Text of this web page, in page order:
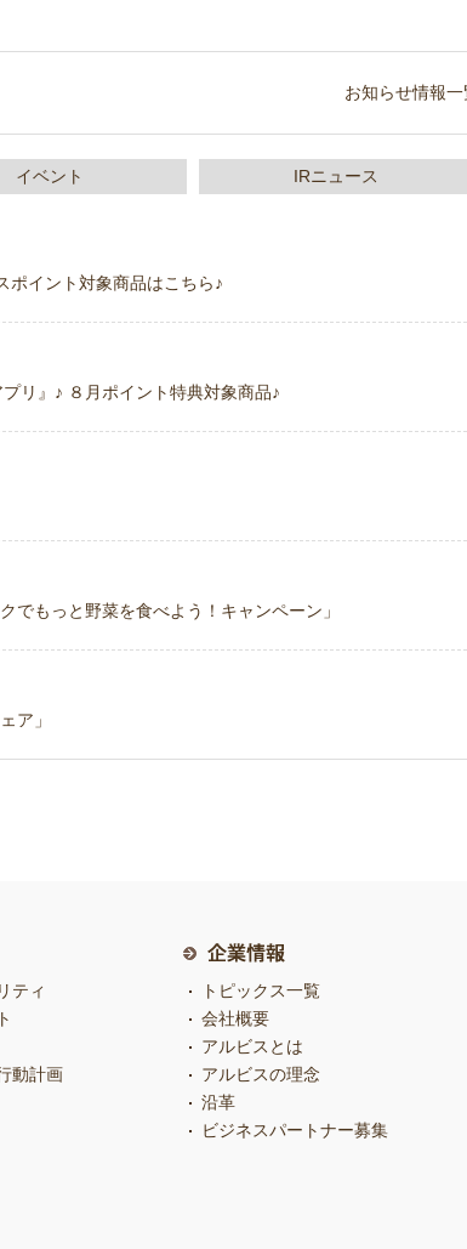
イベント IRニュース
ポイント対象商品はこちら♪
リ』♪ ８月ポイント特典対象商品♪
でもっと野菜を食べよう！キャンペーン」
ア」
お知らせ情報一
ティ
動計画
トピックス一覧
会社概要
アルビスとは
アルビスの理念
沿革
ビジネスパートナー募集